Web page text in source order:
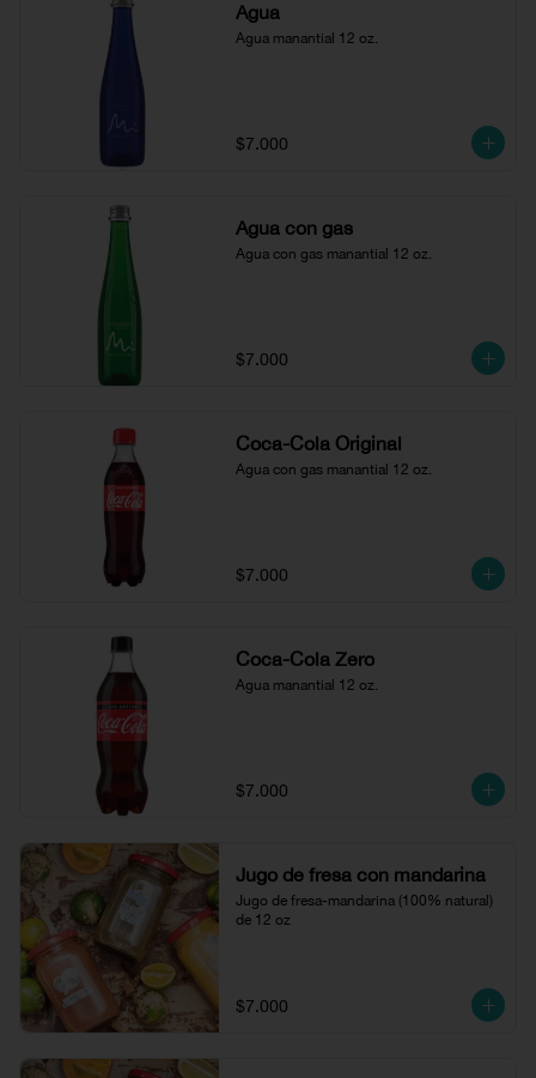
Agua
Agua manantial 12 oz.
$7.000
Agua con gas
Agua con gas manantial 12 oz.
$7.000
Coca-Cola Original
Agua con gas manantial 12 oz.
$7.000
Coca-Cola Zero
Agua manantial 12 oz.
$7.000
Jugo de fresa con mandarina
Jugo de fresa-mandarina (100% natural)
de 12 oz
$7.000